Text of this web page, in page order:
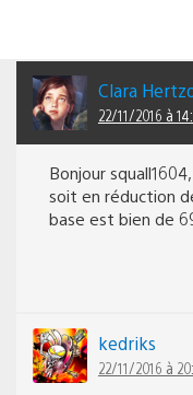
Clara
22/11/2016 à
Bonjour
soit en réduction
base est bien de
kedriks
22/11/2016 à